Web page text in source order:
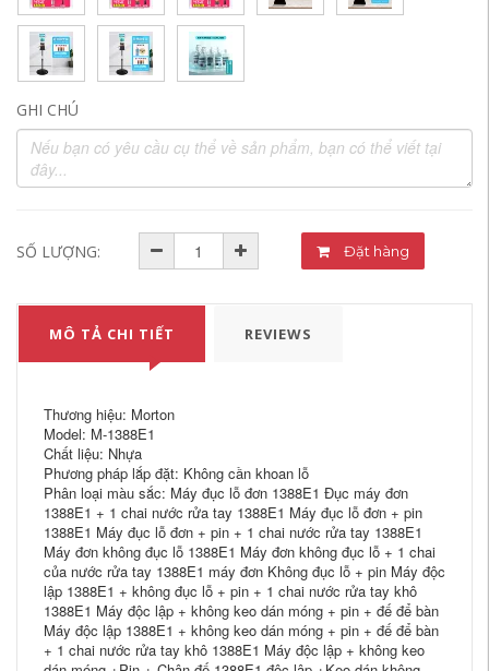
GHI CHÚ
SỐ LƯỢNG: Đặt hàng
MÔ TẢ CHI TIẾT REVIEWS
Thương hiệu: Morton
Model: M-1388E1
Chất liệu: Nhựa
Phương pháp lắp đặt: Không cần khoan lỗ
Phân loại màu sắc: Máy đục lỗ đơn 1388E1 Đục máy đơn
1388E1 + 1 chai nước rửa tay 1388E1 Máy đục lỗ đơn + pin
1388E1 Máy đục lỗ đơn + pin + 1 chai nước rửa tay 1388E1
Máy đơn không đục lỗ 1388E1 Máy đơn không đục lỗ + 1 chai
của nước rửa tay 1388E1 máy đơn Không đục lỗ + pin Máy độc
lập 1388E1 + không đục lỗ + pin + 1 chai nước rửa tay khô
1388E1 Máy độc lập + không keo dán móng + pin + đế để bàn
Máy độc lập 1388E1 + không keo dán móng + pin + đế để bàn
+ 1 chai nước rửa tay khô 1388E1 Máy độc lập + không keo